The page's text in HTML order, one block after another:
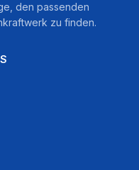
den passenden
zu finden.